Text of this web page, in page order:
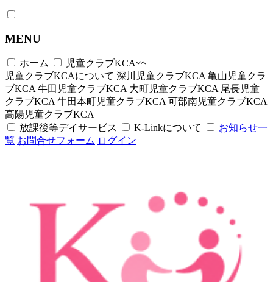
MENU
ホーム
児童クラブKCA
児童クラブKCAについて 深川児童クラブKCA 亀山児童クラ
ブKCA 牛田児童クラブKCA 大町児童クラブKCA 尾長児童
クラブKCA 牛田本町児童クラブKCA 可部南児童クラブKCA
高陽児童クラブKCA
放課後等デイサービス
K-Linkについて
お知らせ一
覧 お問合せフォーム ログイン